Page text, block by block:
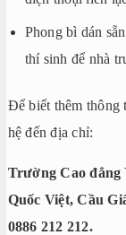
Phong bì dán
thí sinh để nhà
Để biết thêm thông
hệ đến địa chỉ:
Trường Cao đẳng
Quốc Việt, Cầu
0886 212 212.